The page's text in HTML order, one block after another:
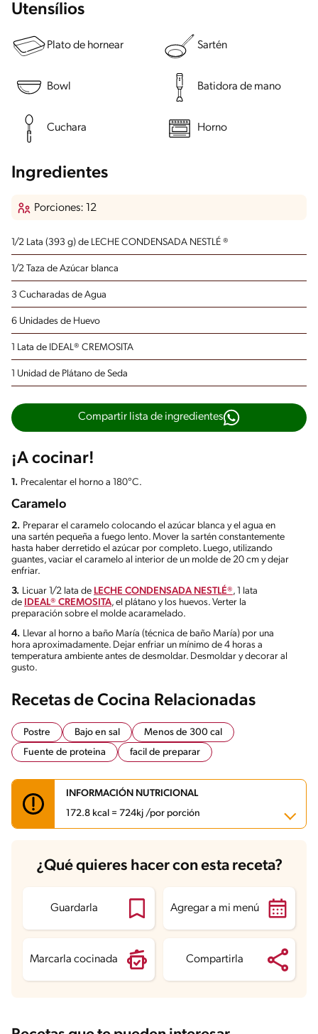
Utensílios
Plato de hornear Sartén
Bowl Batidora de mano
Cuchara Horno
Ingredientes
Porciones: 12
1/2 Lata (393 g) de LECHE CONDENSADA NESTLÉ ®
1/2 Taza de Azúcar blanca
3 Cucharadas de Agua
6 Unidades de Huevo
1 Lata de IDEAL® CREMOSITA
1 Unidad de Plátano de Seda
Compartir lista de ingredientes
¡A cocinar!
1. Precalentar el horno a 180°C.
Caramelo
2. Preparar el caramelo colocando el azúcar blanca y el agua en
una sartén pequeña a fuego lento. Mover la sartén constantemente
hasta haber derretido el azúcar por completo. Luego, utilizando
guantes, vaciar el caramelo al interior de un molde de 20 cm y dejar
enfriar.
3. Licuar 1/2 lata de LECHE CONDENSADA NESTLÉ®, 1 lata
de IDEAL® CREMOSITA, el plátano y los huevos. Verter la
preparación sobre el molde acaramelado.
4. Llevar al horno a baño María (técnica de baño María) por una
hora aproximadamente. Dejar enfriar un mínimo de 4 horas a
temperatura ambiente antes de desmoldar. Desmoldar y decorar al
gusto.
Recetas de Cocina Relacionadas
Postre Bajo en sal
Menos de 300 cal
Fuente de proteina
facil de preparar
INFORMACIÓN NUTRICIONAL
172.8 kcal = 724kj /por porción
Carbohidratos
25.9 g
Energía 172.8 kcal
Proteína
Grasas saturadas 2.5 g
Sodio 108.6 mg
¿Qué quieres hacer con esta receta?
Guardarla Agregar a mi menú
Marcarla cocinada Compartirla